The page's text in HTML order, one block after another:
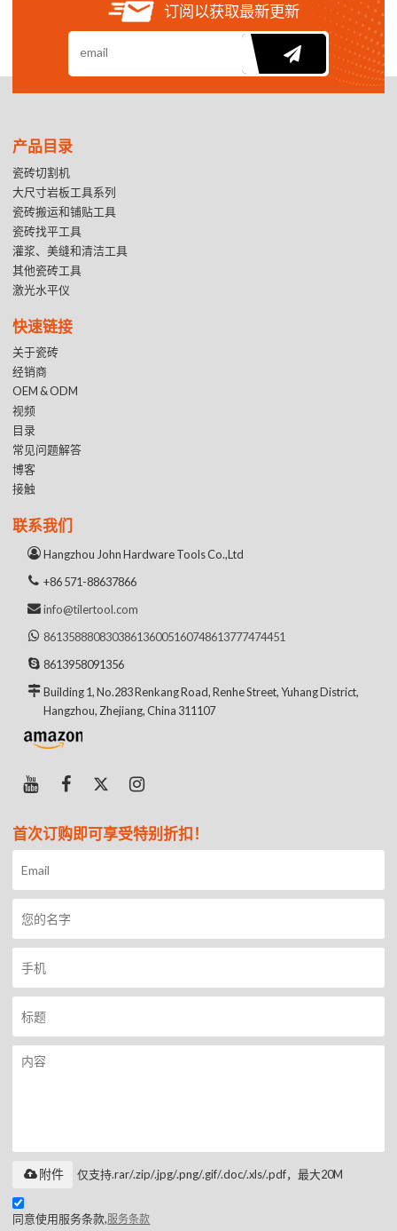
订阅以获取最新更新
产品目录
瓷砖切割机
大尺寸岩板工具系列
瓷砖搬运和铺贴工具
瓷砖找平工具
灌浆、美缝和清洁工具
其他瓷砖工具
激光水平仪
快速链接
关于瓷砖
经销商
OEM & ODM
视频
目录
常见问题解答
博客
接触
联系我们
Hangzhou John Hardware Tools Co.,Ltd
+86 571-88637866
info@tilertool.com
861358880830386136005160748613777474451
8613958091356
Building 1, No.283 Renkang Road, Renhe Street, Yuhang District,
Hangzhou, Zhejiang, China 311107
首次订购即可享受特别折扣！
仅支持.rar/.zip/.jpg/.png/.gif/.doc/.xls/.pdf，最大20M
附件
同意使用服务条款,服务条款